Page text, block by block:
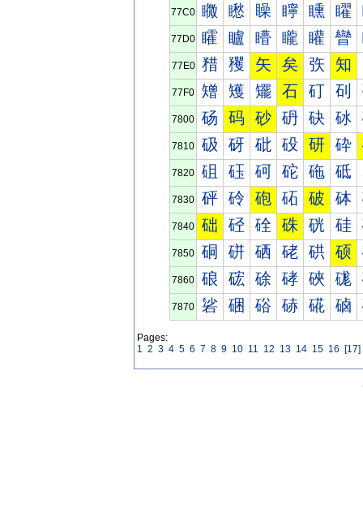
77C0 矀 矁 矂 矃 矄 矅
77D0 矐 矑 矒 矓 矔 矕
77E0 矠 矡 矢 矣 矤 知
77F0 矰 矱 矲 石 矴 矵
7800 砀 码 砂 砃 砄 砅
7810 砐 砑 砒 砓 研 砕
7820 砠 砡 砢 砣 砤 砥
7830 砰 砱 砲 砳 破 砵
7840 础 硁 硂 硃 硄 硅
7850 硐 硑 硒 硓 硔 硕
7860 硠 硡 硢 硣 硤 硥
7870 硰 硱 硲 硳 硴 硵
Pages:
1 2 3 4 5 6 7 8 9 10 11 12 13 14 15 16 [17]